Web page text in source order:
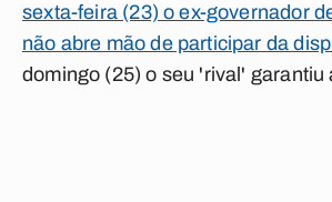
sexta-feira (23) o ex-governador
não abre mão de participar da
domingo (25) o seu 'rival' garantiu